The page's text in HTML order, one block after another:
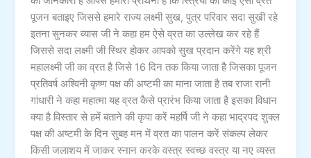
पूजन बताइए जिससे हमारे राज्य लक्ष्मी सुख, पुत्र परिवार सदा सुखी रहे
इतना सुनकर व्यास जी ने कहा हम ऐसे व्रत का उल्लेख कर रहे हैं
जिससे सदा लक्ष्मी जी स्थिर होकर आपको सुख प्रदान करेंगे यह श्री
महालक्ष्मी जी का व्रत है जिसे 16 दिन तक किया जाता है जिसका पूजन
प्रतिवर्ष अश्विनी कृष्ण पक्ष की अष्टमी का माना जाता है तब राजा रानी
गांधारी ने कहा महात्मा यह व्रत कैसे प्रारंभ किया जाता है इसका विधान
क्या है विस्तार से हमें बताने की कृपा करें महर्षि जी ने कहा भाद्रपद शुक्ल
पक्ष की अष्टमी के दिन सुबह मन में व्रत का पालन करें संकल्प लेकर
किसी जलाशय में जाकर स्नान करके वस्त्र स्वच्छ वस्त्र या नए व्यस्त